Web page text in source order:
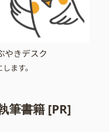
やきデスク
ます。
筆書籍 [PR]